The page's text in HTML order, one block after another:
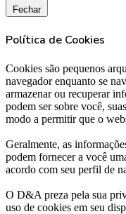
Fechar
Política de Cookies
Cookies são pequenos
navegador enquanto se
armazenar ou recuperar
podem ser sobre você,
modo a permitir que o
Geralmente, as
podem fornecer a você
acordo com seu perfil de
O D&A preza pela sua
uso de cookies em seu